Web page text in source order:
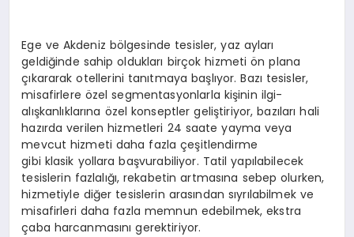
Ege ve Akdeniz bölgesinde tesisler, yaz ayları
geldiğinde sahip oldukları birçok hizmeti ön plana
çıkararak otellerini tanıtmaya başlıyor. Bazı tesisler,
misafirlere özel segmentasyonlarla kişinin ilgi-
alışkanlıklarına özel konseptler geliştiriyor, bazıları hali
hazırda verilen hizmetleri 24 saate yayma veya
mevcut hizmeti daha fazla çeşitlendirme
gibi klasik yollara başvurabiliyor. Tatil yapılabilecek
tesislerin fazlalığı, rekabetin artmasına sebep olurken,
hizmetiyle diğer tesislerin arasından sıyrılabilmek ve
misafirleri daha fazla memnun edebilmek, ekstra
çaba harcanmasını gerektiriyor.